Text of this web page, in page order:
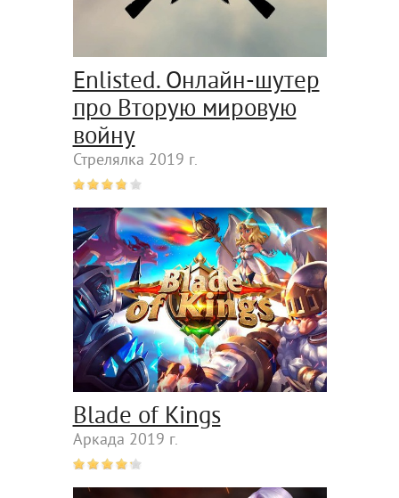
Enlisted. Онлайн-шутер
про Вторую мировую
войну
Стрелялка 2019 г.
Blade of Kings
Аркада 2019 г.